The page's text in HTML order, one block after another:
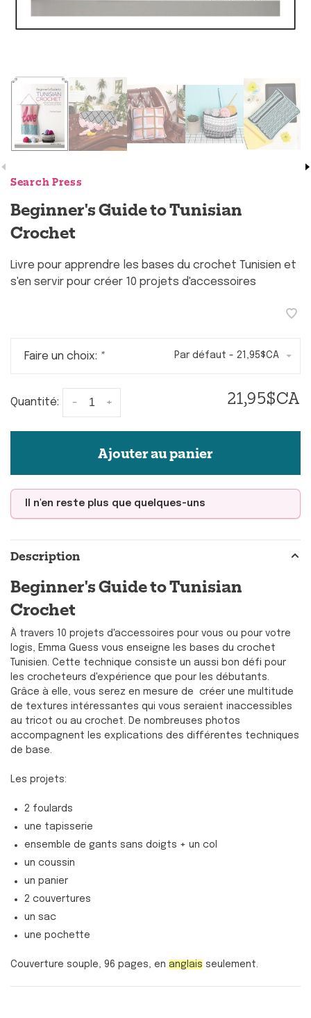
Search Press
Beginner's Guide to Tunisian
Crochet
Livre pour apprendre les bases du crochet Tunisien et
s'en servir pour créer 10 projets d'accessoires
Faire un choix: * Par défaut - 21,95$CA
Quantité: +
- 21,95$CA
Ajouter au panier
Il n'en reste plus que quelques-uns
Description
Beginner's Guide to Tunisian
Crochet
À travers 10 projets d'accessoires pour vous ou pour votre
logis, Emma Guess vous enseigne les bases du crochet
Tunisien. Cette technique consiste un aussi bon défi pour
les crocheteurs d'expérience que pour les débutants.
Grâce à elle, vous serez en mesure de créer une multitude
de textures intéressantes qui vous seraient inaccessibles
au tricot ou au crochet. De nombreuses photos
accompagnent les explications des différentes techniques
de base.
Les projets:
2 foulards
une tapisserie
ensemble de gants sans doigts + un col
un coussin
un panier
2 couvertures
un sac
une pochette
Couverture souple, 96 pages, en anglais seulement.